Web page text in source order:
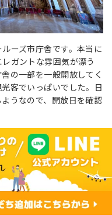
ーズ市庁舎です。本当に
ガントな雰囲気が漂う
の一部を一般開放してく
客でいっぱいでした。日
うなので、開放日を確認